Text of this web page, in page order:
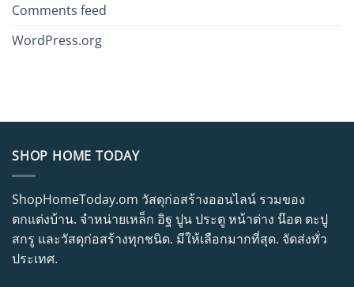
Comments feed
WordPress.org
SHOP HOME TODAY
ShopHomeToday.om วัสดุก่อสร้างออนไลน์ รวมของ
ตกแต่งบ้าน. จำหน่ายเหล็ก อิฐ ปูน ประตู หน้าต่าง น๊อต ตะปู
สกรู และวัสดุก่อสร้างทุกชนิด. มีให้เลือกมากที่สุด. จัดส่งทั่ว
ประเทศ.